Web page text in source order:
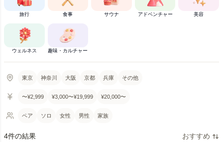
旅行 食事 サウナ アドベンチャー 美容
ウェルネス 趣味・カルチャー
東京 神奈川 大阪 京都 兵庫 その他
〜¥2,999 ¥3,000〜¥19,999 ¥20,000〜
ペア ソロ 女性 男性 家族
4件の結果 おすすめ